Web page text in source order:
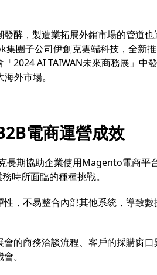
酵，製造業拓展外銷市場的管道
團子公司伊創克雲端科技，全新推
2024 AI TAIWAN未來商務展」中
外市場。
電商運營成效
長期協助企業使用Magento電商平
時所面臨的種種挑戰。
，不易整合內部其他系統，導致
的商務洽談流程、客戶的採購窗口
。